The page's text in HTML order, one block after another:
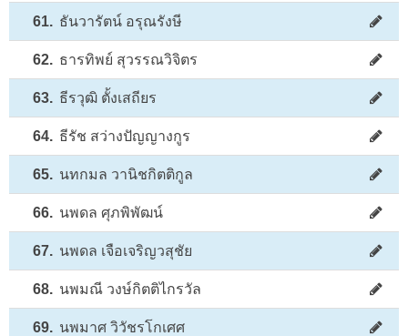
61. ธันวารัตน์ อรุณรังษี
62. ธารทิพย์ สุวรรณวิจิตร
63. ธีรวุฒิ ตั้งเสถียร
64. ธีรัช สว่างปัญญางกูร
65. นทกมล วานิชกิตติกูล
66. นพดล ศุภพิพัฒน์
67. นพดล เจือเจริญวสุชัย
68. นพมณี วงษ์กิตติไกรวัล
69. นพมาศ วิวัชรโกเศศ